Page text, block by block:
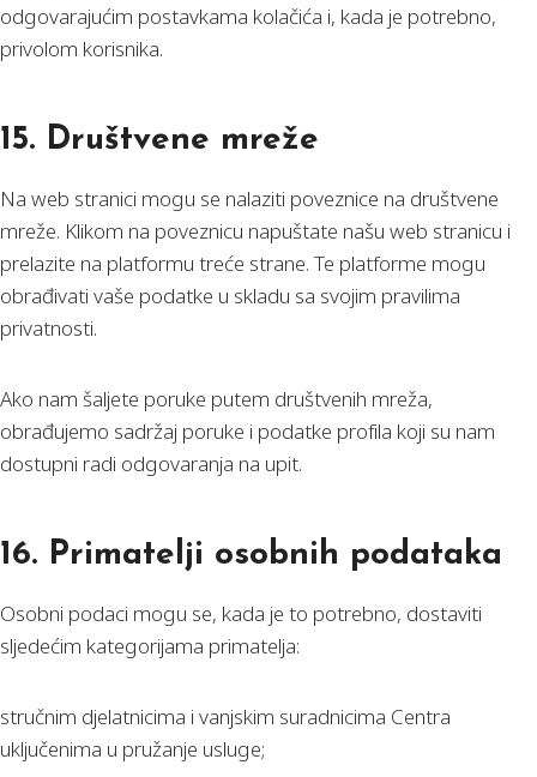
odgovarajućim postavkama kolačića i, kada je potrebno,
privolom korisnika.
15. Društvene mreže
Na web stranici mogu se nalaziti poveznice na društvene
mreže. Klikom na poveznicu napuštate našu web stranicu i
prelazite na platformu treće strane. Te platforme mogu
obrađivati vaše podatke u skladu sa svojim pravilima
privatnosti.
Ako nam šaljete poruke putem društvenih mreža,
obrađujemo sadržaj poruke i podatke profila koji su nam
dostupni radi odgovaranja na upit.
16. Primatelji osobnih podataka
Osobni podaci mogu se, kada je to potrebno, dostaviti
sljedećim kategorijama primatelja:
stručnim djelatnicima i vanjskim suradnicima Centra
uključenima u pružanje usluge;